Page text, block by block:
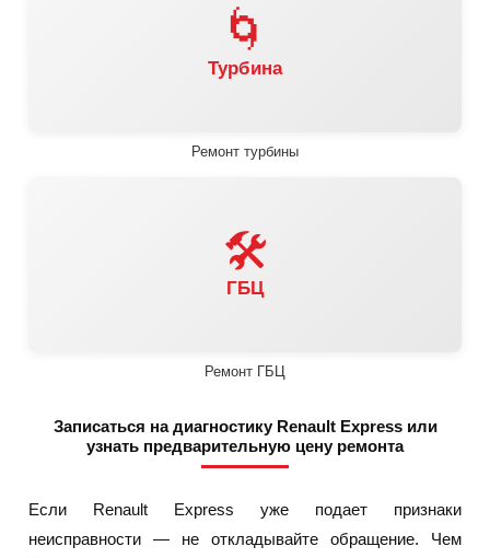
🌀
Турбина
Ремонт турбины
🛠️
ГБЦ
Ремонт ГБЦ
Записаться на диагностику Renault Express или
узнать предварительную цену ремонта
Если Renault Express уже подает признаки
неисправности — не откладывайте обращение. Чем